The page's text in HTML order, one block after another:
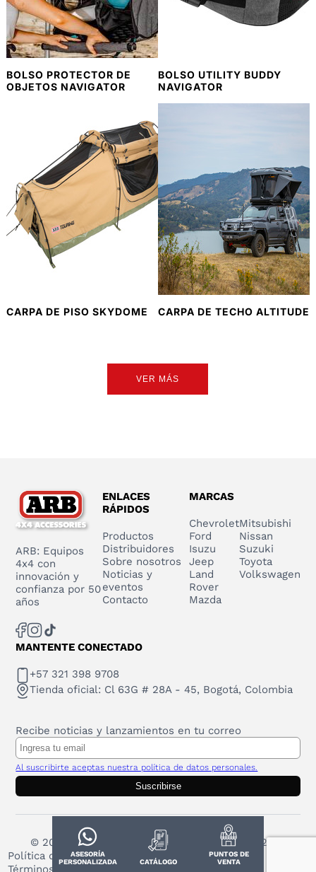
BOLSO PROTECTOR DE
OBJETOS NAVIGATOR
BOLSO UTILITY BUDDY
NAVIGATOR
CARPA DE PISO SKYDOME CARPA DE TECHO ALTITUDE
VER MÁS
ARB: Equipos
4x4 con
innovación y
confianza por 50
años
ENLACES
RÁPIDOS
Productos
Distribuidores
Sobre nosotros
Noticias y
eventos
Contacto
MARCAS
Chevrolet
Ford
Isuzu
Jeep
Land
Rover
Mazda
Mitsubishi
Nissan
Suzuki
Toyota
Volkswagen
MANTENTE CONECTADO
+57 321 398 9708
Tienda oficial: Cl 63G # 28A - 45, Bogotá, Colombia
Recibe noticias y lanzamientos en tu correo
Al suscribirte aceptas nuestra política de datos personales.
Suscribirse
© 2025 Todos los derechos reservados. ARB 2023
Política de protección de datos personales
Términos y Condiciones
ASESORÍA
PERSONALIZADA
CATÁLOGO
PUNTOS DE
VENTA